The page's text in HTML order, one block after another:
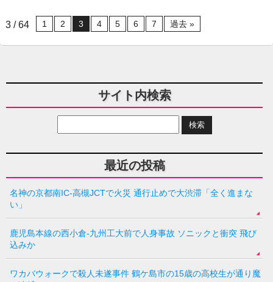
3 / 64 1 2 3 4 5 6 7 過去 »
サイト内検索
最近の投稿
名神の京都南IC-高槻JCTで火災 通行止めで大渋滞「全く進まな
い」
鹿児島本線の西小倉-九州工大前で人身事故 ソニックと衝突 飛び
込みか
ワカバウォークで殺人未遂事件 鶴ケ島市の15歳の高校生が通り魔